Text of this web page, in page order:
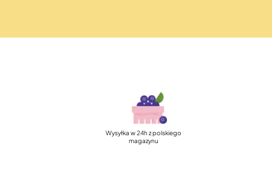
Szybka, darmowa dostawa